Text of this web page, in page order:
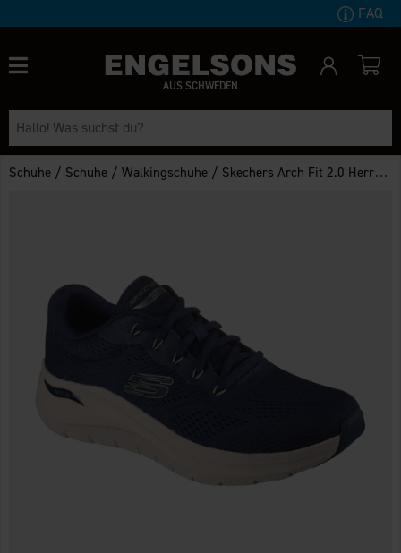
FAQ
AUS SCHWEDEN
Schuhe / Schuhe /Walkingschuhe / Skechers Arch Fit 2.0 Herren Blau